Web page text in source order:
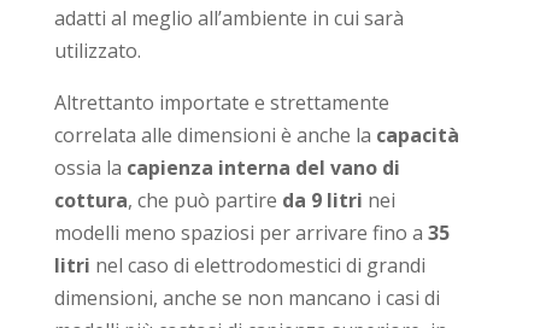
adatti al meglio all’ambiente in cui sarà
utilizzato.
Altrettanto importate e strettamente
correlata alle dimensioni è anche la capacità
ossia la capienza interna del vano di
cottura, che può partire da 9 litri nei
modelli meno spaziosi per arrivare fino a 35
litri nel caso di elettrodomestici di grandi
dimensioni, anche se non mancano i casi di